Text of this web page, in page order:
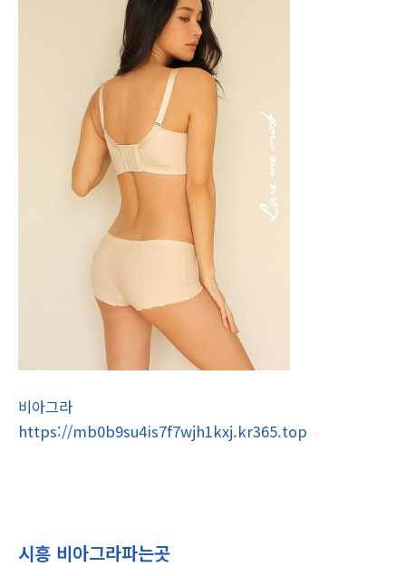
비아그라
https://mb0b9su4is7f7wjh1kxj.kr365.top
시흥 비아그라파는곳